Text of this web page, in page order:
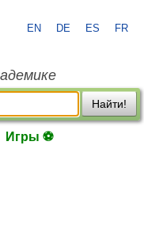
EN DE ES FR
Найти!
Игры ⚽